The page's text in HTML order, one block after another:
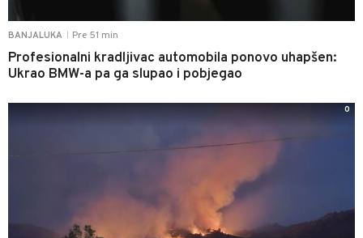
BANJALUKA Pre 51 min
Profesionalni kradljivac automobila ponovo uhapšen:
Ukrao BMW-a pa ga slupao i pobjegao
0